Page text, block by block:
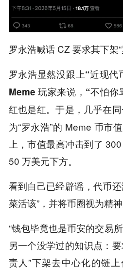
罗永浩喊话 CZ 要求其下架
罗永浩显然没跟上“近现
Meme 玩家来说，“不怕
红也是红。于是，几乎在
为“罗永浩”的 Meme 币市
上，市值最高冲击到了
50 万美元下方。
看到自己已经辟谣，代币
菜活该”，并将币圈视为精神
“钱包毕竟也是币安的交易
另一个没学过的知识点：
责人”下架去中心化的链